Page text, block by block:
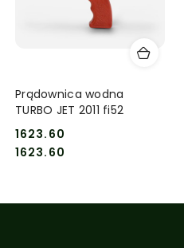
Prądownica wodna
TURBO JET 2011 fi52
Cena:
1623.60
Cena:
1623.60